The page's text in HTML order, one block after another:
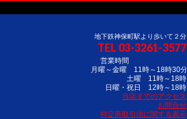
地下鉄神保町駅より歩いて２分
TEL 03-3261-3577
営業時間
月曜～金曜 11時～18時30分
土曜 11時～18時
日曜・祝日 12時～18時
当店までのアクセス
お問合せ
特定商取引法に関する表示